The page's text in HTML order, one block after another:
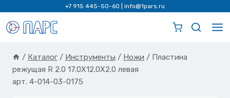
содержимому
+7 915 445-50-60 info@1pars.ru
/ Каталог / Инструменты / Ножи / Пластина
режущая R 2.0 17.0X12.0X2.0 левая
арт. 4-014-03-0175